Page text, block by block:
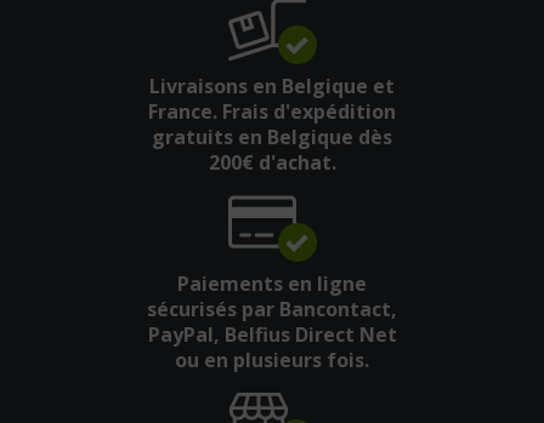
Livraisons en Belgique et
France. Frais d'expédition
gratuits en Belgique dès
200€ d'achat.
Paiements en ligne
sécurisés par Bancontact,
PayPal, Belfius Direct Net
ou en plusieurs fois.